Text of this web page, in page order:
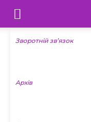
Телебачення
«Капрі»
Новини
Зворотній зв’язок
Архів